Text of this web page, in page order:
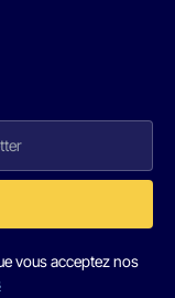
vous acceptez nos